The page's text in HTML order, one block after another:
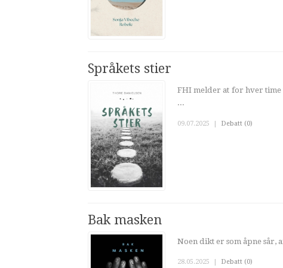
Språkets stier
FHI melder at for hver
...
09.07.2025 | Debatt (0)
Bak masken
Noen dikt er som åpne sår,
28.05.2025 Debatt (0)